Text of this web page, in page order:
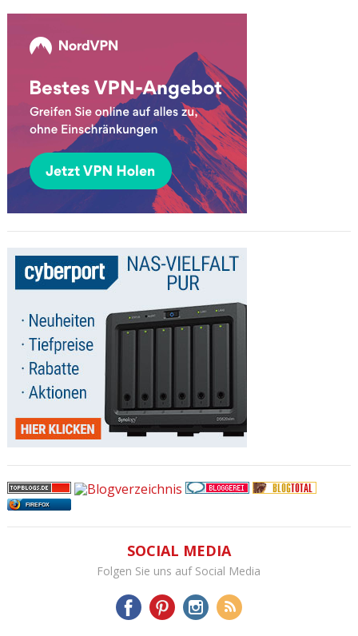
FIREFOX
SOCIAL MEDIA
Folgen Sie uns auf Social Media